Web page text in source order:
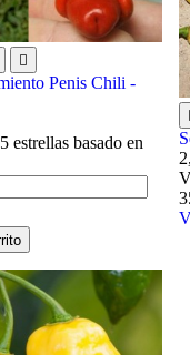

Penis Chili -
estrellas basado en